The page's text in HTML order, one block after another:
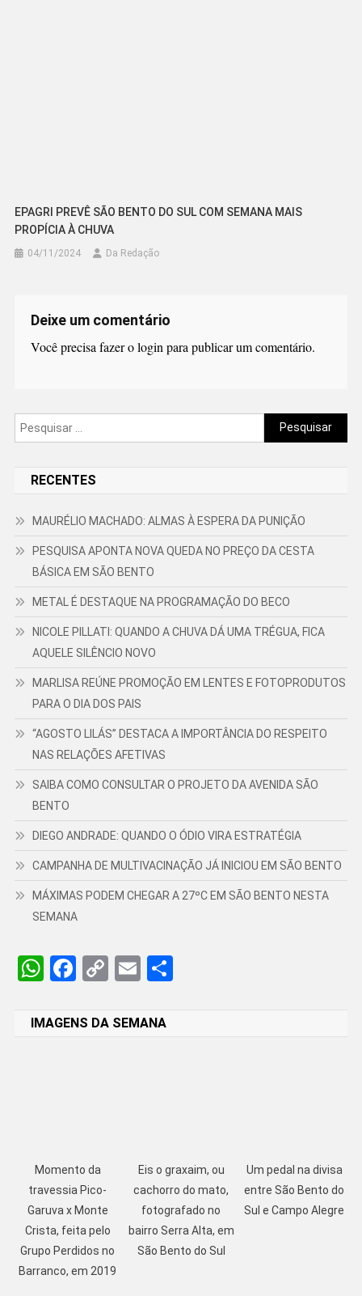
EPAGRI PREVÊ SÃO BENTO DO SUL COM SEMANA MAIS
PROPÍCIA À CHUVA
04/11/2024 Da Redação
Deixe um comentário
Você precisa fazer ologin para publicar um comentário.
Pesquisar
por:
RECENTES
MAURÉLIO MACHADO: ALMAS À ESPERA DA PUNIÇÃO
PESQUISA APONTA NOVA QUEDA NO PREÇO DA CESTA
BÁSICA EM SÃO BENTO
METAL É DESTAQUE NA PROGRAMAÇÃO DO BECO
NICOLE PILLATI: QUANDO A CHUVA DÁ UMA TRÉGUA, FICA
AQUELE SILÊNCIO NOVO
MARLISA REÚNE PROMOÇÃO EM LENTES E FOTOPRODUTOS
PARA O DIA DOS PAIS
“AGOSTO LILÁS” DESTACA A IMPORTÂNCIA DO RESPEITO
NAS RELAÇÕES AFETIVAS
SAIBA COMO CONSULTAR O PROJETO DA AVENIDA SÃO
BENTO
DIEGO ANDRADE: QUANDO O ÓDIO VIRA ESTRATÉGIA
CAMPANHA DE MULTIVACINAÇÃO JÁ INICIOU EM SÃO BENTO
MÁXIMAS PODEM CHEGAR A 27ºC EM SÃO BENTO NESTA
SEMANA
WhatsApp
Facebook
CopyEmailShare
IMAGENS DA SEMANA
Momento da
travessia Pico-
Garuva x Monte
Crista, feita pelo
Grupo Perdidos no
Barranco, em 2019
Eis o graxaim, ou
cachorro do mato,
fotografado no
bairro Serra Alta, em
São Bento do Sul
Um pedal na divisa
entre São Bento do
Sul e Campo Alegre